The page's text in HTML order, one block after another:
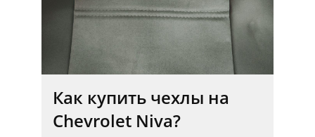
Как купить чехлы на
Chevrolet Niva?